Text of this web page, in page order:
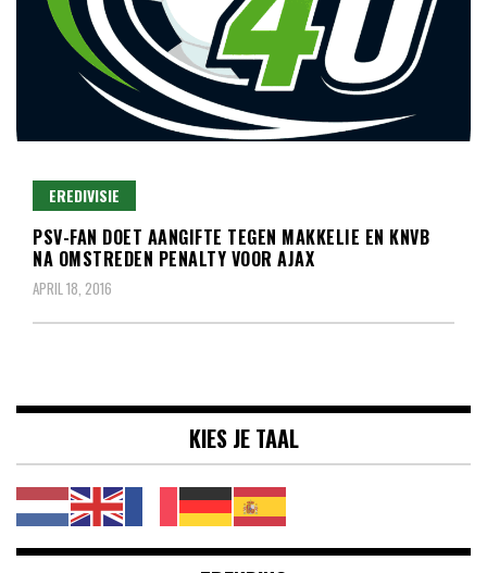
Voetbal4U.com Voetbalnieuws |
Transfers, Eredivisie &
Internationaal voetbal |
transferupdates, analyses en achtergronden over clubs,
spelers en competities uit binnen- en buitenland.
EREDIVISIE
PSV-FAN DOET AANGIFTE TEGEN MAKKELIE EN KNVB
NA OMSTREDEN PENALTY VOOR AJAX
APRIL 18, 2016
KIES JE TAAL